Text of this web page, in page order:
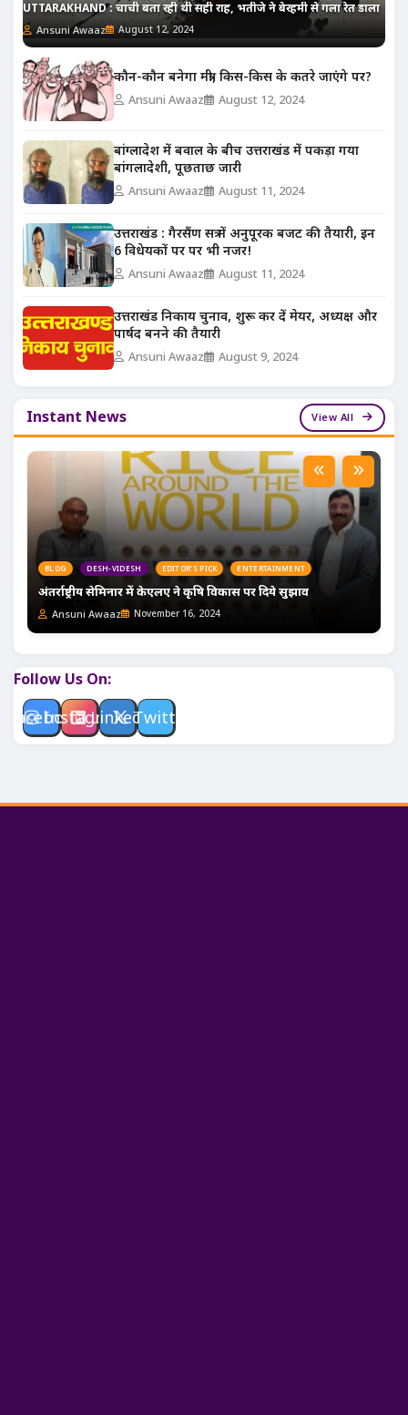
UTTARAKHAND : चाची बता रही थी सही राह, भतीजे ने बेरहमी से गला रेत डाला
Ansuni Awaaz August 12, 2024
कौन-कौन बनेगा मंत्री, किस-किस के कतरे जाएंगे पर?
Ansuni Awaaz August 12, 2024
बांग्लादेश में बवाल के बीच उत्तराखंड में पकड़ा गया
बांगलादेशी, पूछताछ जारी
Ansuni Awaaz August 11, 2024
उत्तराखंड : गैरसैंण सत्र में अनुपूरक बजट की तैयारी, इन
6 विधेयकों पर पर भी नजर!
Ansuni Awaaz August 11, 2024
उत्तराखंड निकाय चुनाव, शुरू कर दें मेयर, अध्यक्ष और
पार्षद बनने की तैयारी
Ansuni Awaaz August 9, 2024
Instant News View All
BLOG DESH-VIDESH EDITOR'S PICK ENTERTAINMENT
अंतर्राष्ट्रीय सेमिनार में केएलए ने कृषि विकास पर दिये सुझाव
Ansuni Awaaz November 16, 2024
Follow Us On:
Facebook
Instagram
LinkedinTwitter